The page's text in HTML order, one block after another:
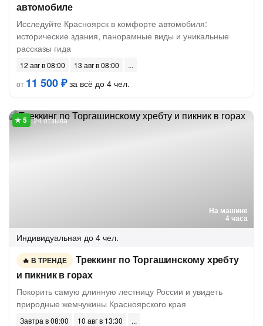
автомобиле
Исследуйте Красноярск в комфорте автомобиля:
исторические здания, панорамные виды и уникальные
рассказы гида
12 авг в 08:00
13 авг в 08:00
от 11 500 ₽за всё до 4 чел.
На машине
4 часа
24 отзыва
Индивидуальная до 4 чел.
В ТРЕНДЕ
Треккинг по Торгашинскому хребту
и пикник в горах
Покорить самую длинную лестницу России и увидеть
природные жемчужины Красноярского края
Завтра в 08:00
10 авг в 13:30